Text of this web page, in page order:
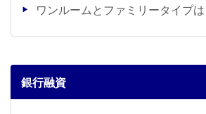
ワンルームとファミリータイプ
銀行融資